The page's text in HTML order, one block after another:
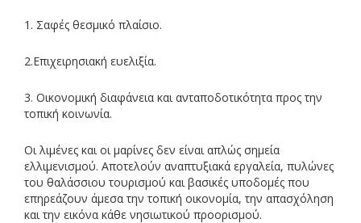
1. Σαφές θεσμικό πλαίσιο.
2.Επιχειρησιακή ευελιξία.
3. Οικονομική διαφάνεια και ανταποδοτικότητα προς την
τοπική κοινωνία.
Οι λιμένες και οι μαρίνες δεν είναι απλώς σημεία
ελλιμενισμού. Αποτελούν αναπτυξιακά εργαλεία, πυλώνες
του θαλάσσιου τουρισμού και βασικές υποδομές που
επηρεάζουν άμεσα την τοπική οικονομία, την απασχόληση
και την εικόνα κάθε νησιωτικού προορισμού.